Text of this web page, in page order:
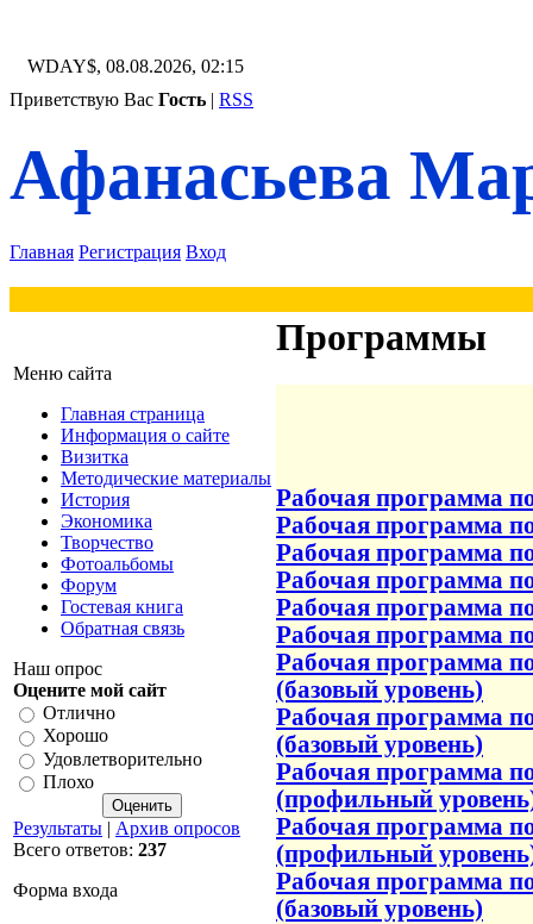
WDAY$, 08.08.2026, 02:15
Приветствую Вас Гость | RSS
Афанасьева
Главная Регистрация Вход
Меню сайта
Главная страница
Информация о сайте
Визитка
Методические материалы
История
Экономика
Творчество
Фотоальбомы
Форум
Гостевая книга
Обратная связь
Наш опрос
Оцените мой сайт
Отлично
Хорошо
Удовлетворительно
Плохо
Результаты | Архив опросов
Всего ответов: 237
Форма входа
Программы
Рабочая программа
Рабочая программа
Рабочая программа
Рабочая программа
Рабочая программа
Рабочая программа
Рабочая программа
(базовый уровень)
Рабочая программа
(базовый уровень)
Рабочая программа
(профильный
Рабочая программа
(профильный
Рабочая программа
(базовый уровень)